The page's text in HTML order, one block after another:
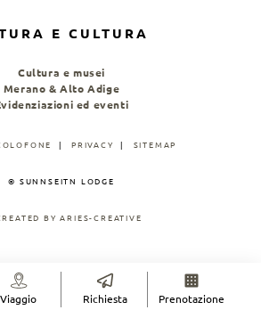
Viaggio Richiesta Prenotazione
E CULTURA
Cultura e musei
Merano & Alto Adige
ed eventi
PRIVACY SITEMAP
© SUNNSEITN LODGE